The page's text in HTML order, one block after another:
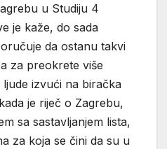
u Studiju 4
je kaže, do sada
da ostanu takvi
za preokrete više
izvući na biračka
je riječ o Zagrebu,
sa sastavljanjem lista,
za koja se čini da su u